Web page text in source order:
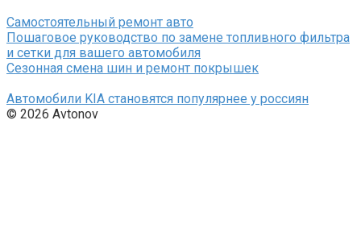
Самостоятельный ремонт авто
Пошаговое руководство по замене топливного фильтра
и сетки для вашего автомобиля
Сезонная смена шин и ремонт покрышек
Автомобили KIA становятся популярнее у россиян
© 2026 Avtonov